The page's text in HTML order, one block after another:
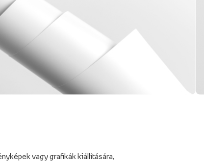
vagy grafikák kiállítására,